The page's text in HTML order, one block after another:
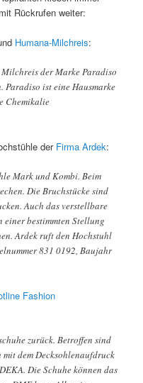
Rückrufen weiter:
Humana-Milchreis:
der Marke Paradiso
Paradiso ist eine Hausmarke
Chemikalie
der Firma Ardek:
Mark und Kombi. Beim
Die Bruchstücke sind
Auch das verstellbare
bestimmten Stellung
Ardek ruft den Hochstuhl
831 0192, Baujahr
Fashion
zurück. Betroffen sind
dem Decksohlenaufdruck
Die Schuhe können das